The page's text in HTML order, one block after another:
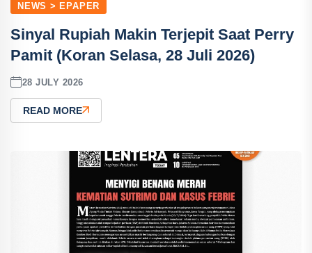
NEWS > EPAPER
Sinyal Rupiah Makin Terjepit Saat Perry
Pamit (Koran Selasa, 28 Juli 2026)
28 JULY 2026
READ MORE